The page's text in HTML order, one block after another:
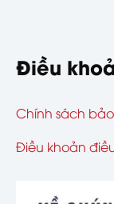
Điều
Chính sách
Điều khoản